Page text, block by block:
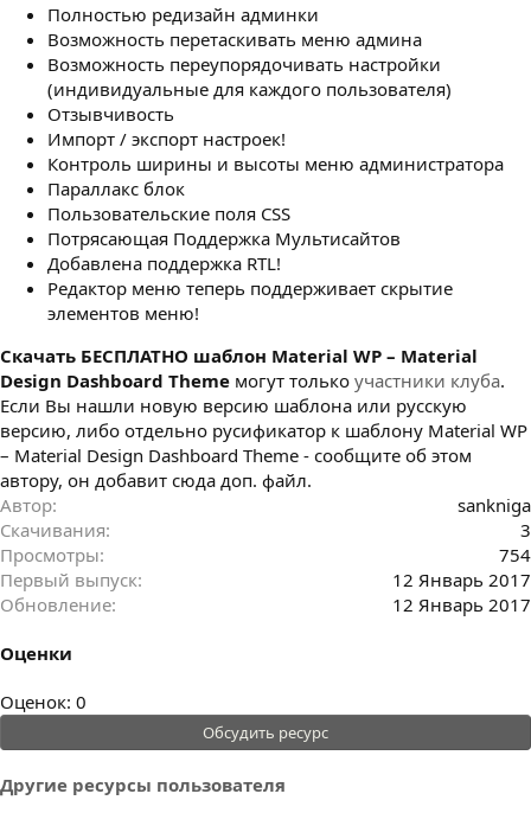
Полностью редизайн админки
Возможность перетаскивать меню админа
Возможность переупорядочивать настройки
(индивидуальные для каждого пользователя)
Отзывчивость
Импорт / экспорт настроек!
Контроль ширины и высоты меню администратора
Параллакс блок
Пользовательские поля CSS
Потрясающая Поддержка Мультисайтов
Добавлена поддержка RTL!
Редактор меню теперь поддерживает скрытие
элементов меню!
Cкачать БЕСПЛАТНО шаблон Material WP – Material
Design Dashboard Theme могут только участники клуба.
Если Вы нашли новую версию шаблона или русскую
версию, либо отдельно русификатор к шаблону Material WP
– Material Design Dashboard Theme - сообщите об этом
автору, он добавит сюда доп. файл.
Автор
sankniga
Скачивания
3
Просмотры
754
Первый выпуск
12 Январь 2017
Обновление
12 Январь 2017
Оценки
0
.
0
0
з
Оценок: 0
Обсудить ресурс
Другие ресурсы пользователя